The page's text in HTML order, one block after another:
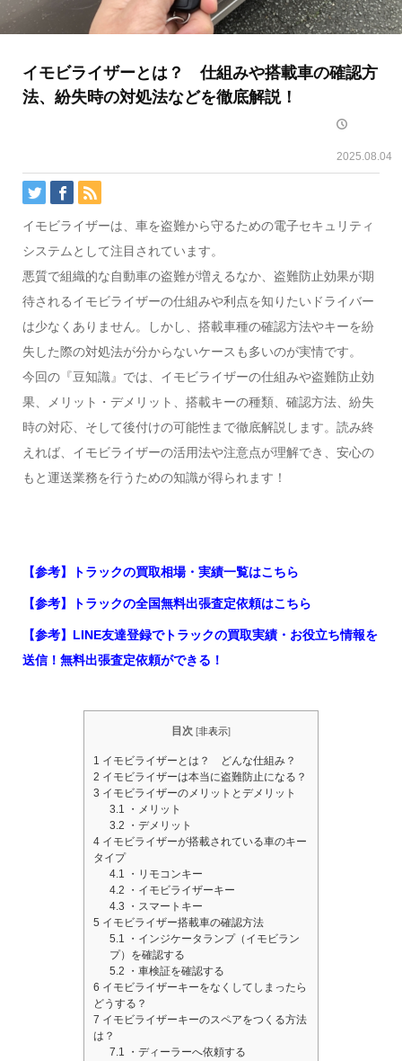
イモビライザーとは？ 仕組みや搭載車の確認方
法、紛失時の対処法などを徹底解説！
2025.08.04
イモビライザーは、車を盗難から守るための電子セキュリティ
システムとして注目されています。
悪質で組織的な自動車の盗難が増えるなか、盗難防止効果が期
待されるイモビライザーの仕組みや利点を知りたいドライバー
は少なくありません。しかし、搭載車種の確認方法やキーを紛
失した際の対処法が分からないケースも多いのが実情です。
今回の『豆知識』では、イモビライザーの仕組みや盗難防止効
果、メリット・デメリット、搭載キーの種類、確認方法、紛失
時の対応、そして後付けの可能性まで徹底解説します。読み終
えれば、イモビライザーの活用法や注意点が理解でき、安心の
もと運送業務を行うための知識が得られます！
【参考】トラックの買取相場・実績一覧はこちら
【参考】トラックの全国無料出張査定依頼はこちら
【参考】LINE友達登録でトラックの買取実績・お役立ち情報を
送信！無料出張査定依頼ができる！
目次 [非表示]
1 イモビライザーとは？ どんな仕組み？
2 イモビライザーは本当に盗難防止になる？
3 イモビライザーのメリットとデメリット
3.1 ・メリット
3.2 ・デメリット
4 イモビライザーが搭載されている車のキー
タイプ
4.1 ・リモコンキー
4.2 ・イモビライザーキー
4.3 ・スマートキー
5 イモビライザー搭載車の確認方法
5.1 ・インジケータランプ（イモビラン
プ）を確認する
5.2 ・車検証を確認する
6 イモビライザーキーをなくしてしまったら
どうする？
7 イモビライザーキーのスペアをつくる方法
は？
7.1 ・ディーラーへ依頼する